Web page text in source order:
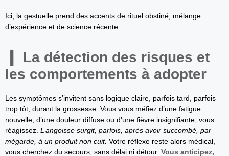
Ici, la gestuelle prend des accents de rituel obstiné, mélange
d’expérience et de science récente.
La détection des risques et
les comportements à adopter
Les symptômes s’invitent sans logique claire, parfois tard, parfois
trop tôt, durant la grossesse. Vous vous méfiez d’une fatigue
nouvelle, d’une douleur diffuse ou d’une fièvre insignifiante, vous
réagissez. L’angoisse surgit, parfois, après avoir succombé, par
mégarde, à un produit non cuit. Votre réflexe reste alors médical,
vous cherchez du secours, sans délai ni détour. Vous anticipez,